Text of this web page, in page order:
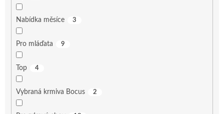
Nabídka měsíce 3
Pro mláďata 9
Top 4
Vybraná krmiva Bocus 2